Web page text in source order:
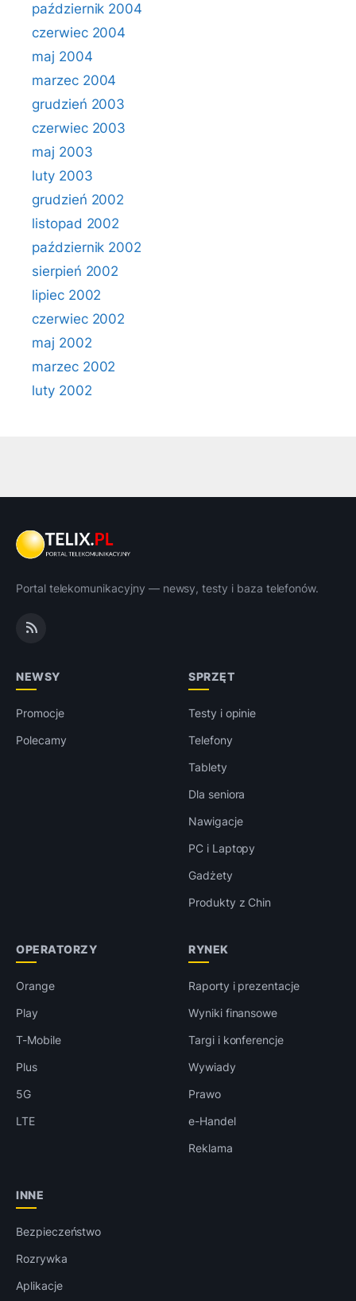
październik 2004
czerwiec 2004
maj 2004
marzec 2004
grudzień 2003
czerwiec 2003
maj 2003
luty 2003
grudzień 2002
listopad 2002
październik 2002
sierpień 2002
lipiec 2002
czerwiec 2002
maj 2002
marzec 2002
luty 2002
Portal telekomunikacyjny — newsy, testy i baza telefonów.
NEWSY
Promocje
Polecamy
SPRZĘT
Testy i opinie
Telefony
Tablety
Dla seniora
Nawigacje
PC i Laptopy
Gadżety
Produkty z Chin
OPERATORZY
Orange
Play
T-Mobile
Plus
5G
LTE
RYNEK
Raporty i prezentacje
Wyniki finansowe
Targi i konferencje
Wywiady
Prawo
e-Handel
Reklama
INNE
Bezpieczeństwo
Rozrywka
Aplikacje